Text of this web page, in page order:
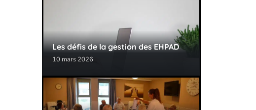
Les défis de la gestion des EHPAD
10 mars 2026